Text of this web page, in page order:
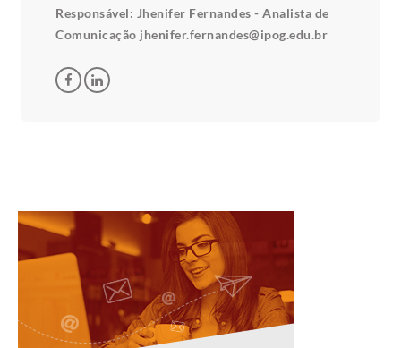
Responsável: Jhenifer Fernandes - Analista de
Comunicação jhenifer.fernandes@ipog.edu.br